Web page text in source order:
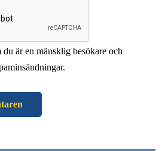
är en mänsklig besökare och